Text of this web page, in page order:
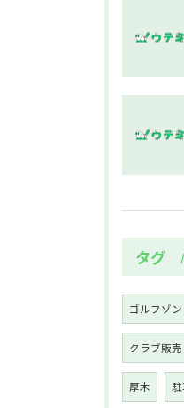
タグ
ゴルフゾン
クラブ販売
厚木